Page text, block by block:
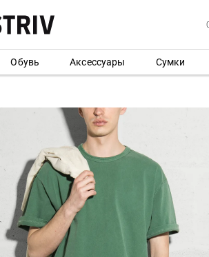
Обувь Аксессуары Сумки